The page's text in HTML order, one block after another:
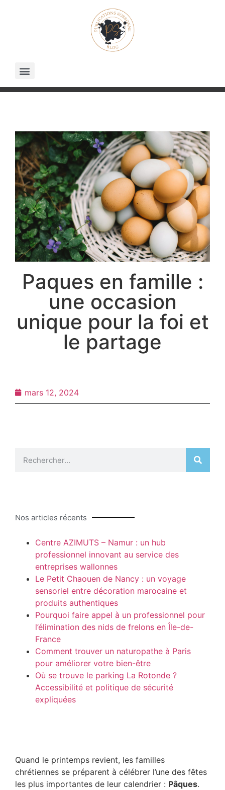
Paques en famille :
une occasion
unique pour la foi et
le partage
mars 12, 2024
Quand le printemps revient, les familles
chrétiennes se préparent à célébrer l’une des fêtes
les plus importantes de leur calendrier : Pâques.
Nos articles récents
Centre AZIMUTS – Namur : un hub
professionnel innovant au service des
entreprises wallonnes
Le Petit Chaouen de Nancy : un voyage
sensoriel entre décoration marocaine et
produits authentiques
Pourquoi faire appel à un professionnel pour
l’élimination des nids de frelons en Île-de-
France
Comment trouver un naturopathe à Paris
pour améliorer votre bien-être
Où se trouve le parking La Rotonde ?
Accessibilité et politique de sécurité
expliquées